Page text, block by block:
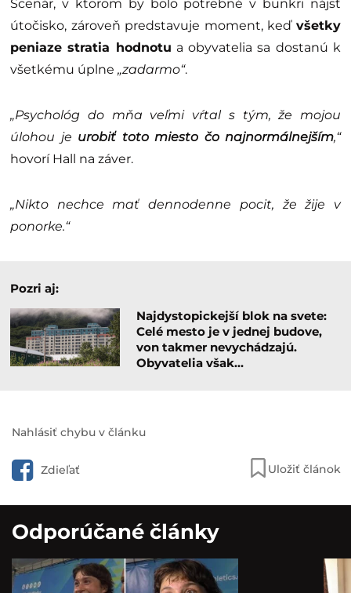
Scenár, v ktorom by bolo potrebné v bunkri nájsť
útočisko, zároveň predstavuje moment, keď všetky
peniaze stratia hodnotu a obyvatelia sa dostanú k
všetkému úplne „zadarmo“.
„Psychológ do mňa veľmi vŕtal s tým, že mojou
úlohou je urobiť toto miesto čo najnormálnejším,“
hovorí Hall na záver.
„Nikto nechce mať dennodenne pocit, že žije v
ponorke.“
Pozri aj:
Najdystopickejší blok na svete:
Celé mesto je v jednej budove,
von takmer nevychádzajú.
Obyvatelia však…
Nahlásiť chybu v článku
Zdieľať Uložiť článok
Odporúčané články